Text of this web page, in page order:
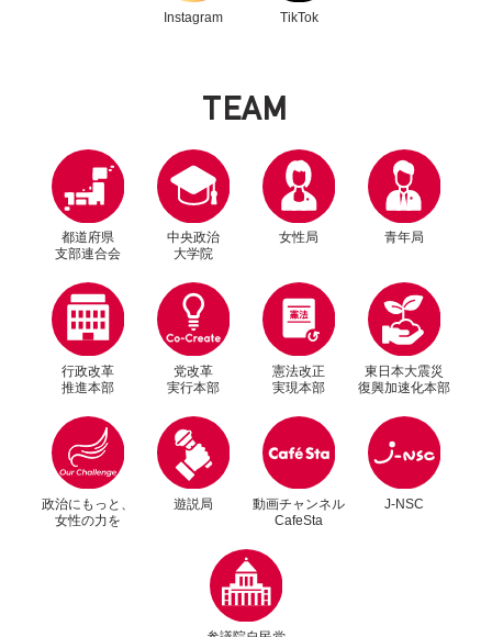
Instagram TikTok
TEAM
都道府県
支部連合会
中央政治
大学院
女性局 青年局
行政改革
推進本部
党改革
実行本部
憲法改正
実現本部
東日本大震災
復興加速化本部
政治にもっと、
女性の力を
別ウィンドウリンク
遊説局
別ウィンドウリンク
動画チャンネル
CafeSta
J-NSC
別ウィンドウリンク